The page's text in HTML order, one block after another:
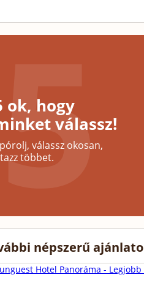
ok, hogy
válassz!
válassz okosan,
többet.
népszerű